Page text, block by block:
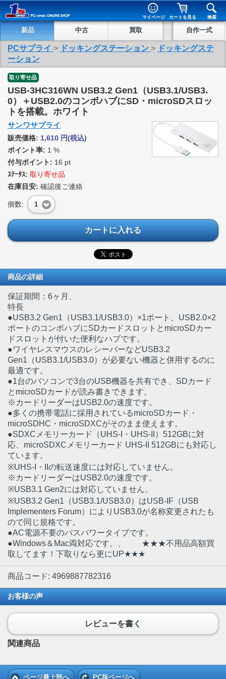
マイページ カートを見る 検索
新品 中古 買取 自作一式
PCサプライ > ドッキングステーション >
ドッキングステ
ーション
取り寄せ品
USB-3HC316WN USB3.2 Gen1（USB3.1/USB3.
0）＋USB2.0のコンボハブにSD・microSDスロッ
トを搭載。ホワイト
サンワサプライ
販売価格: 1,610 円(税込)
ポイント率: 1 %
付与ポイント: 16 pt
ｽﾃｰﾀｽ: 取り寄せ品
在庫目安: 確認後ご連絡
個数: 1
カートに入れる
商品の詳細
保証期間：6ヶ月、
特長
●USB3.2 Gen1（USB3.1/USB3.0）×1ポート、USB2.0×2
ポートのコンボハブにSDカードスロットとmicroSDカー
ドスロットが付いた便利なハブです。
●ワイヤレスマウスのレシーバーなどUSB3.2
Gen1（USB3.1/USB3.0）が必要ない機器と併用するのに
最適です。
●1台のパソコンで3台のUSB機器を共有でき、SDカード
とmicroSDカードが読み書きできます。
※カードリーダーはUSB2.0の速度です。
●多くの携帯電話に採用されているmicroSDカード・
microSDHC・microSDXCがそのまま使えます。
●SDXCメモリーカード（UHS-I・UHS-II）512GBに対
応、microSDXCメモリーカード UHS-II 512GBにも対応し
ています。
※UHS-I・IIの転送速度には対応していません。
※カードリーダーはUSB2.0の速度です。
※USB3.1 Gen2には対応していません。
※USB3.2 Gen1（USB3.1/USB3.0）はUSB-IF（USB
Implementers Forum）によりUSB3.0が名称変更されたも
ので同じ規格です。
●AC電源不要のバスパワータイプです。
●Windows＆Mac両対応です。、 ★★★不用品高額買
取してます！下取りなら更にUP★★★
商品コード: 4969887782316
お客様の声
レビューを書く
関連商品
ページ最上部へ PC版ページへ